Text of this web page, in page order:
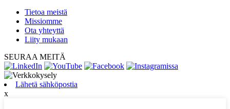
Tietoa meistä
Missiomme
Ota yhteyttä
Liity mukaan
SEURAA MEITÄ
Lähetä sähköpostia
x